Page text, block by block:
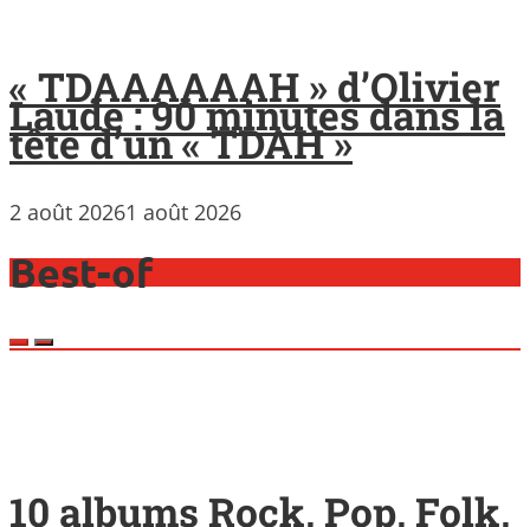
« TDAAAAAAH » d’Olivier
Laude : 90 minutes dans la
tête d’un « TDAH »
2 août 20261 août 2026
Best-of
10 albums Rock, Pop, Folk,